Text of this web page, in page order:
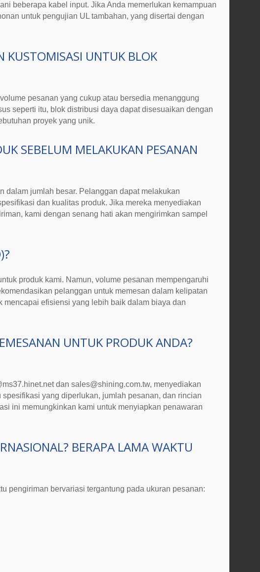
beberapa kabel input. Jika Anda memerlukan kemampuan
untuk pengujian UL tambahan, yang disertai dengan
KUSTOMISASI UNTUK BLOK
pesanan yang cukup atau bersedia menanggung
seperti itu, blok distribusi daya dapat disesuaikan dengan
proyek yang unik.
SEBELUM MELAKUKAN PESANAN
dalam jumlah besar. Pelanggan dapat melakukan
dan kualitas produk. Jika mereka menyediakan
kami dengan senang hati akan mengirimkan sampel
produk kami. Namun, volume pesanan mempengaruhi
pelanggan untuk memesan dalam kelipatan
mencapai efisiensi yang lebih baik dalam biaya dan
UNTUK PRODUK ANDA?
dan sales@shining.com.tw, menyediakan
yang diperlukan, jumlah pesanan, dan rincian
ini memungkinkan kami untuk menyiapkan penawaran
BERAPA LAMA WAKTU
pengiriman bervariasi tergantung pada ukuran pesanan: